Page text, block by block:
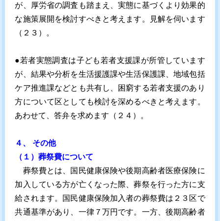
が、厚労省の調査も踏まえ、実態に基づくより効果的
な施策展開を検討すべきと考えます。見解を伺います
（２３）。
●若者実態調査は子ども若者支援課が所管しています
が、結果や分析を生活援護課や生活保護課、地域包括
ケア推進課などとも共有し、困窮する若者支援のあり
方について区としても検討を深めるべきと考えます。
あわせて、答弁を求めます（２４）。
４、 その他
（１）葬祭費について
葬祭費とは、国民健康保険や後期高齢者医療保険に
加入している方が亡くなった際、葬祭を行った方に支
給されます。国民健康保険加入者の葬祭費は２３区で
共通基準があり、一律７万円です。一方、後期高齢者